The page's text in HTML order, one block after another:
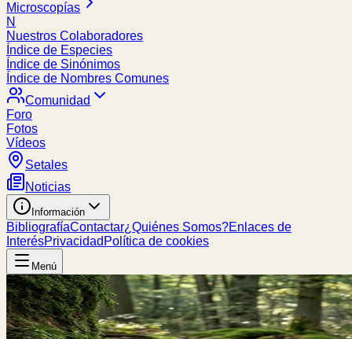
Microscopías
N
Nuestros Colaboradores
Índice de Especies
Índice de Sinónimos
Índice de Nombres Comunes
Comunidad
Foro
Fotos
Vídeos
Setales
Noticias
Información
BibliografíaContactar¿Quiénes Somos?Enlaces de
InterésPrivacidad Política de cookies
Menú